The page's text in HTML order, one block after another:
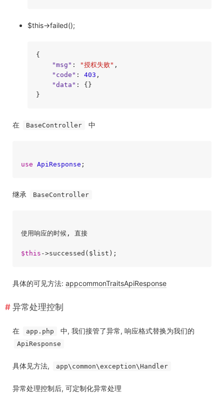
$this->failed();
{
"msg" : "授权失败" ,
"code" : 403 ,
"data" : {}
在 BaseController 中
use ApiResponse
继承 BaseController
使用响应的时候, 直接
$this
具体的可见方法: appcommonTraitsApiResponse
异常处理控制
在 app.php 中, 我们接管了异常, 响应格式替换为我们的
ApiResponse
具体见方法, app\common\exception\Handler
异常处理控制后, 可定制化异常处理